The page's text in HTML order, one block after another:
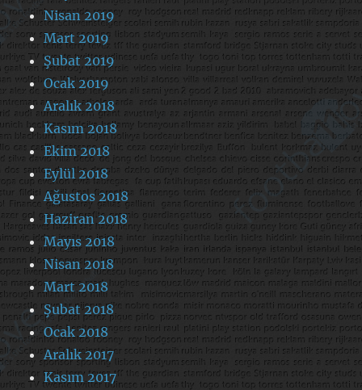
Nisan 2019
Mart 2019
Şubat 2019
Ocak 2019
Aralık 2018
Kasım 2018
Ekim 2018
Eylül 2018
Ağustos 2018
Haziran 2018
Mayıs 2018
Nisan 2018
Mart 2018
Şubat 2018
Ocak 2018
Aralık 2017
Kasım 2017